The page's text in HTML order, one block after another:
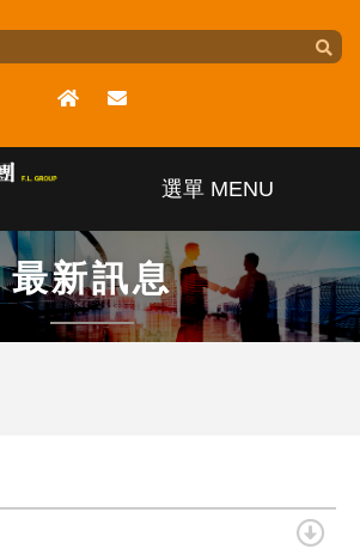
選單 MENU
集團簡介
集團版圖
最新訊息